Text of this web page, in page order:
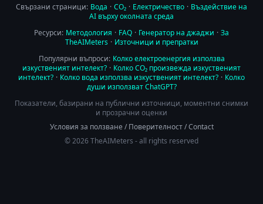
Свързани страници: Вода · CO₂ · Електричество · Въздействие на
AI върху околната среда
Ресурси: Методология · FAQ · Генератор на джаджи · За
TheAIMeters · Източници и препратки
Популярни въпроси: Колко електроенергия използва
изкуственият интелект? · Колко CO₂ произвежда изкуственият
интелект? · Колко вода използва изкуственият интелект? · Колко
души използват ChatGPT?
Показатели, базирани на публични източници, моментни снимки
и прозрачни оценки
Условия за ползване /Поверителност/Contact
© 2026 TheAIMeters - all rights reserved